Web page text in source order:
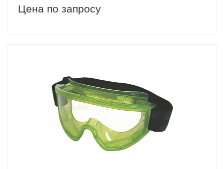
Цена по запросу